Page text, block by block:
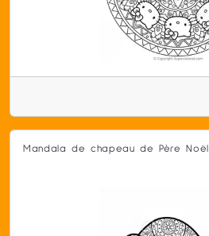
Mandala de chapeau de Père Noël